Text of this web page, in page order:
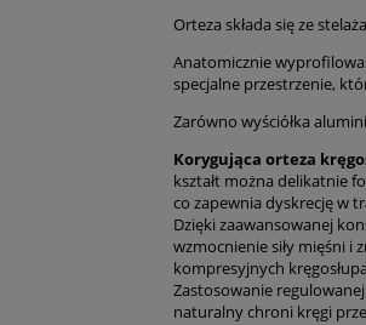
Orteza składa się ze
Anatomicznie
specjalne przestrzenie,
Zarówno wyściółka
Korygująca orteza
kształt można delikatnie
co zapewnia dyskrecję w
Dzięki zaawansowanej
wzmocnienie siły mięśni i
kompresyjnych
Zastosowanie
naturalny chroni kręgi